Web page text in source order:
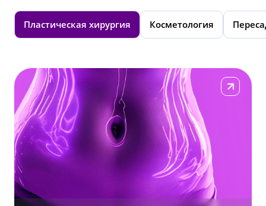
Пластическая хирургия Косметология
Подробнее